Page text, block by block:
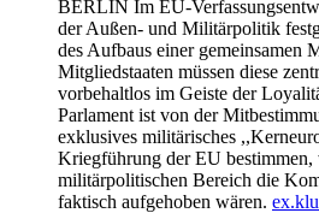
BERLIN Im EU-
der Außen- und Militärpolitik
des Aufbaus einer gemeinsamen
Mitgliedstaaten müssen diese
vorbehaltlos im Geiste der
Parlament ist von der
exklusives militärisches
Kriegführung der EU bestimmen,
militärpolitischen Bereich die
faktisch aufgehoben wären.